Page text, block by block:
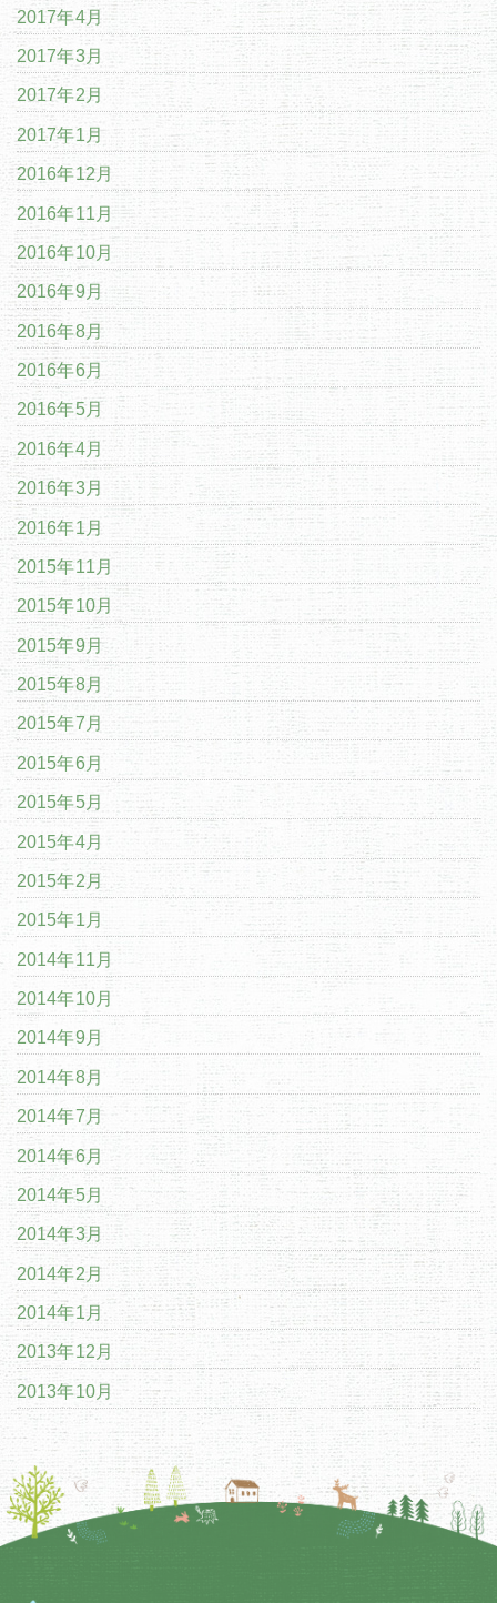
2017年4月
2017年3月
2017年2月
2017年1月
2016年12月
2016年11月
2016年10月
2016年9月
2016年8月
2016年6月
2016年5月
2016年4月
2016年3月
2016年1月
2015年11月
2015年10月
2015年9月
2015年8月
2015年7月
2015年6月
2015年5月
2015年4月
2015年2月
2015年1月
2014年11月
2014年10月
2014年9月
2014年8月
2014年7月
2014年6月
2014年5月
2014年3月
2014年2月
2014年1月
2013年12月
2013年10月